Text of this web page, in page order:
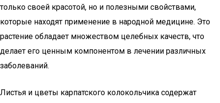
только своей красотой, но и полезными свойствами,
которые находят применение в народной медицине. Это
растение обладает множеством целебных качеств, что
делает его ценным компонентом в лечении различных
заболеваний.
Листья и цветы карпатского колокольчика содержат